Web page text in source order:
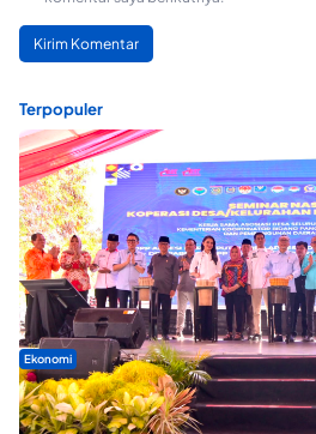
Terpopuler
Ekonomi
Seminar di Ternate, Mendes Perkuat
Kopdes Merah Putih